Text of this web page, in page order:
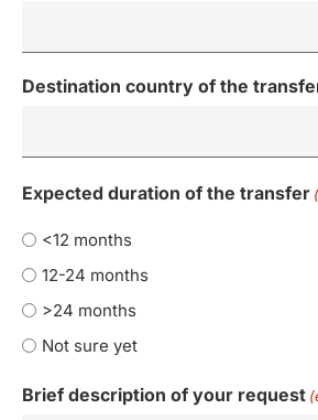
Destination country of the
Expected duration of the transfer
<12 months
12-24 months
>24 months
Not sure yet
Brief description of your request